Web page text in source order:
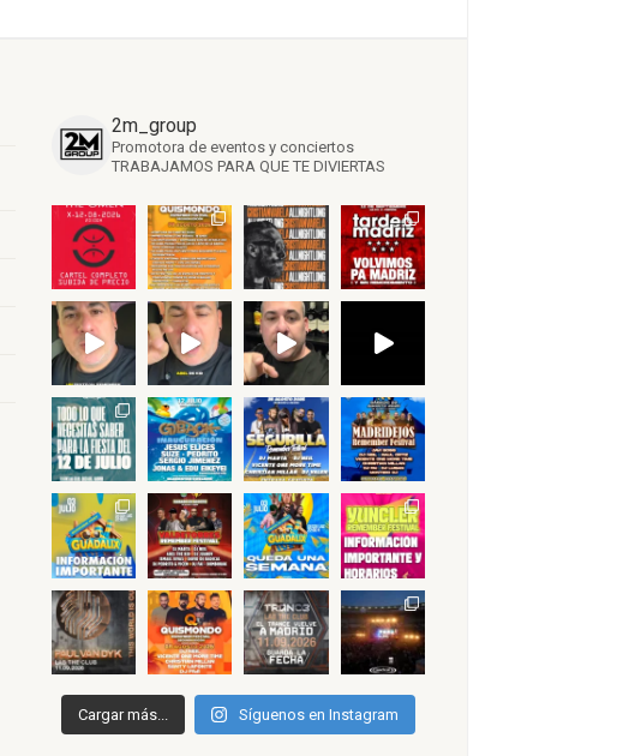
2m_group
Promotora de eventos y conciertos
TRABAJAMOS PARA QUE TE DIVIERTAS
Cargar más... Síguenos en Instagram